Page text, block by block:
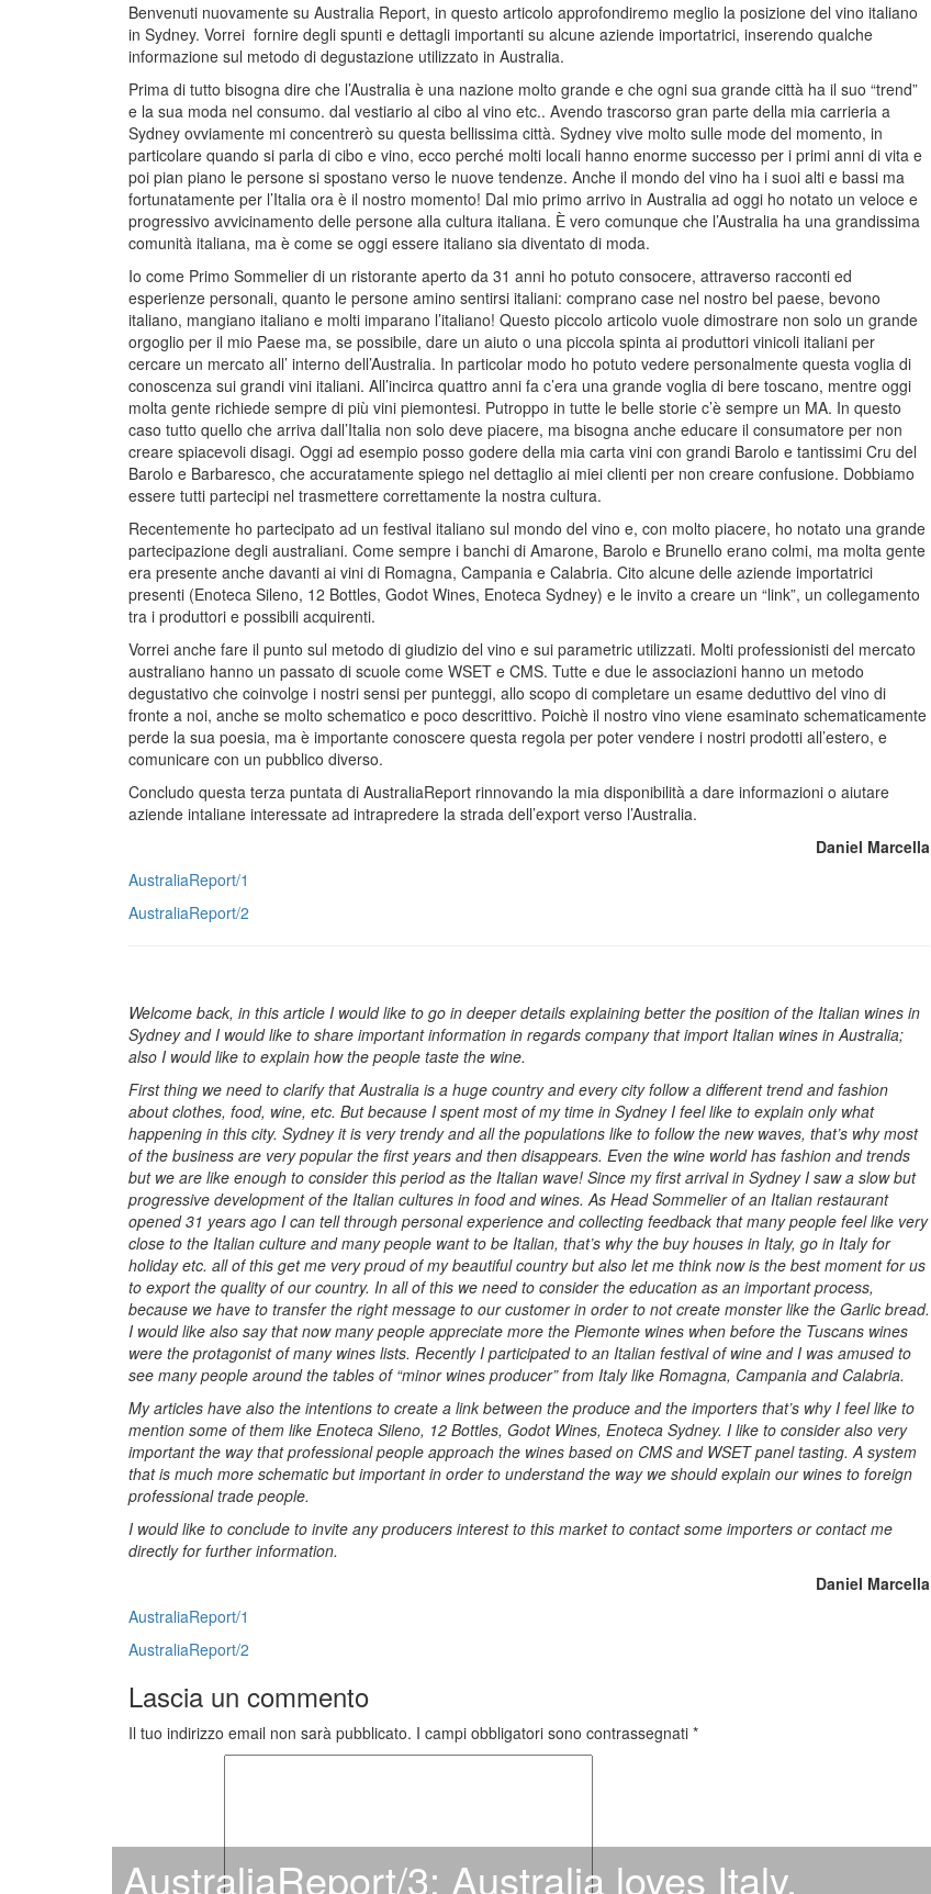
AustraliaReport/3: Australia loves Italy,
Benvenuti nuovamente su Australia Report, in questo articolo approfondiremo meglio la posizione del vino italiano
in Sydney. Vorrei fornire degli spunti e dettagli importanti su alcune aziende importatrici, inserendo qualche
informazione sul metodo di degustazione utilizzato in Australia.
Prima di tutto bisogna dire che l’Australia è una nazione molto grande e che ogni sua grande città ha il suo “trend”
e la sua moda nel consumo. dal vestiario al cibo al vino etc.. Avendo trascorso gran parte della mia carrieria a
Sydney ovviamente mi concentrerò su questa bellissima città. Sydney vive molto sulle mode del momento, in
particolare quando si parla di cibo e vino, ecco perché molti locali hanno enorme successo per i primi anni di vita e
poi pian piano le persone si spostano verso le nuove tendenze. Anche il mondo del vino ha i suoi alti e bassi ma
fortunatamente per l’Italia ora è il nostro momento! Dal mio primo arrivo in Australia ad oggi ho notato un veloce e
progressivo avvicinamento delle persone alla cultura italiana. È vero comunque che l’Australia ha una grandissima
comunità italiana, ma è come se oggi essere italiano sia diventato di moda.
Io come Primo Sommelier di un ristorante aperto da 31 anni ho potuto consocere, attraverso racconti ed
esperienze personali, quanto le persone amino sentirsi italiani: comprano case nel nostro bel paese, bevono
italiano, mangiano italiano e molti imparano l’italiano! Questo piccolo articolo vuole dimostrare non solo un grande
orgoglio per il mio Paese ma, se possibile, dare un aiuto o una piccola spinta ai produttori vinicoli italiani per
cercare un mercato all’ interno dell’Australia. In particolar modo ho potuto vedere personalmente questa voglia di
conoscenza sui grandi vini italiani. All’incirca quattro anni fa c’era una grande voglia di bere toscano, mentre oggi
molta gente richiede sempre di più vini piemontesi. Putroppo in tutte le belle storie c’è sempre un MA. In questo
caso tutto quello che arriva dall’Italia non solo deve piacere, ma bisogna anche educare il consumatore per non
creare spiacevoli disagi. Oggi ad esempio posso godere della mia carta vini con grandi Barolo e tantissimi Cru del
Barolo e Barbaresco, che accuratamente spiego nel dettaglio ai miei clienti per non creare confusione. Dobbiamo
essere tutti partecipi nel trasmettere correttamente la nostra cultura.
Recentemente ho partecipato ad un festival italiano sul mondo del vino e, con molto piacere, ho notato una grande
partecipazione degli australiani. Come sempre i banchi di Amarone, Barolo e Brunello erano colmi, ma molta gente
era presente anche davanti ai vini di Romagna, Campania e Calabria. Cito alcune delle aziende importatrici
presenti (Enoteca Sileno, 12 Bottles, Godot Wines, Enoteca Sydney) e le invito a creare un “link”, un collegamento
tra i produttori e possibili acquirenti.
Vorrei anche fare il punto sul metodo di giudizio del vino e sui parametric utilizzati. Molti professionisti del mercato
australiano hanno un passato di scuole come WSET e CMS. Tutte e due le associazioni hanno un metodo
degustativo che coinvolge i nostri sensi per punteggi, allo scopo di completare un esame deduttivo del vino di
fronte a noi, anche se molto schematico e poco descrittivo. Poichè il nostro vino viene esaminato schematicamente
perde la sua poesia, ma è importante conoscere questa regola per poter vendere i nostri prodotti all’estero, e
comunicare con un pubblico diverso.
Concludo questa terza puntata di AustraliaReport rinnovando la mia disponibilità a dare informazioni o aiutare
aziende intaliane interessate ad intrapredere la strada dell’export verso l’Australia.
Daniel Marcella
AustraliaReport/1
AustraliaReport/2
Welcome back, in this article I would like to go in deeper details explaining better the position of the Italian wines in
Sydney and I would like to share important information in regards company that import Italian wines in Australia;
also I would like to explain how the people taste the wine.
First thing we need to clarify that Australia is a huge country and every city follow a different trend and fashion
about clothes, food, wine, etc. But because I spent most of my time in Sydney I feel like to explain only what
happening in this city. Sydney it is very trendy and all the populations like to follow the new waves, that’s why most
of the business are very popular the first years and then disappears. Even the wine world has fashion and trends
but we are like enough to consider this period as the Italian wave! Since my first arrival in Sydney I saw a slow but
progressive development of the Italian cultures in food and wines. As Head Sommelier of an Italian restaurant
opened 31 years ago I can tell through personal experience and collecting feedback that many people feel like very
close to the Italian culture and many people want to be Italian, that’s why the buy houses in Italy, go in Italy for
holiday etc. all of this get me very proud of my beautiful country but also let me think now is the best moment for us
to export the quality of our country. In all of this we need to consider the education as an important process,
because we have to transfer the right message to our customer in order to not create monster like the Garlic bread.
I would like also say that now many people appreciate more the Piemonte wines when before the Tuscans wines
were the protagonist of many wines lists. Recently I participated to an Italian festival of wine and I was amused to
see many people around the tables of “minor wines producer” from Italy like Romagna, Campania and Calabria.
My articles have also the intentions to create a link between the produce and the importers that’s why I feel like to
mention some of them like Enoteca Sileno, 12 Bottles, Godot Wines, Enoteca Sydney. I like to consider also very
important the way that professional people approach the wines based on CMS and WSET panel tasting. A system
that is much more schematic but important in order to understand the way we should explain our wines to foreign
professional trade people.
I would like to conclude to invite any producers interest to this market to contact some importers or contact me
directly for further information.
Daniel Marcella
AustraliaReport/1
AustraliaReport/2
Lascia un commento
Il tuo indirizzo email non sarà pubblicato. I campi obbligatori sono contrassegnati *